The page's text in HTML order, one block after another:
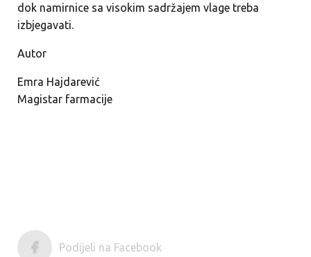
dok namirnice sa visokim sadržajem vlage treba
izbjegavati.
Autor
Emra Hajdarević
Magistar farmacije
Podijeli na Facebook